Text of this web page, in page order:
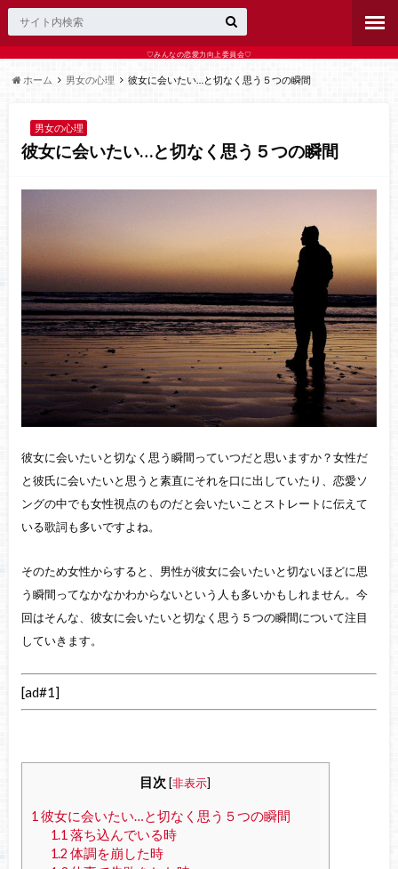
♡みんなの恋愛力向上委員会♡
ホーム 男女の心理 彼女に会いたい…と切なく思う５つの瞬間
男女の心理
彼女に会いたい…と切なく思う５つの瞬間
彼女に会いたいと切なく思う瞬間っていつだと思いますか？女性だ
と彼氏に会いたいと思うと素直にそれを口に出していたり、恋愛ソ
ングの中でも女性視点のものだと会いたいことストレートに伝えて
いる歌詞も多いですよね。
そのため女性からすると、男性が彼女に会いたいと切ないほどに思
う瞬間ってなかなかわからないという人も多いかもしれません。今
回はそんな、彼女に会いたいと切なく思う５つの瞬間について注目
していきます。
[ad#1]
目次 [非表示]
1 彼女に会いたい…と切なく思う５つの瞬間
1.1 落ち込んでいる時
1.2 体調を崩した時